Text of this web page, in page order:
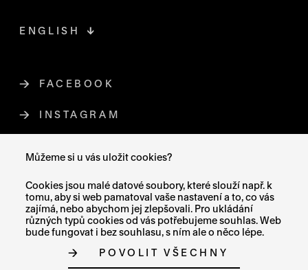
Můžeme si u vás uložit cookies?
Cookies jsou malé datové soubory, které slouží např. k
tomu, aby si web pamatoval vaše nastavení a to, co vás
zajímá, nebo abychom jej zlepšovali. Pro ukládání
různých typů cookies od vás potřebujeme souhlas. Web
bude fungovat i bez souhlasu, s ním ale o něco lépe.
POVOLIT VŠECHNY
FACEBOOKODKAZ SE OTEVŘE NA NOVÉ
INSTAGRAMODKAZ SE OTEVŘE NA NOVÉ
ENGLISH
PROHLÁŠENÍ O PŘÍSTUPNOSTI